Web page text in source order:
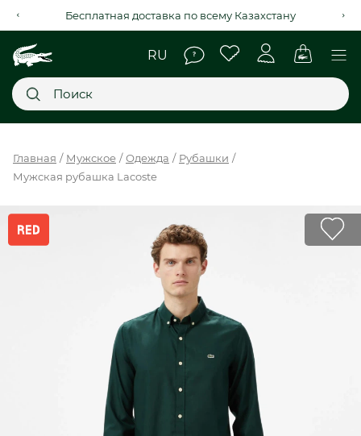
Рассрочка на 4 месяца через Kaspi Red+
НОВИНКИ
SALE
МЫ LACOSTE
Главная Мужское Одежда
Рубашки
Мужская рубашка Lacoste